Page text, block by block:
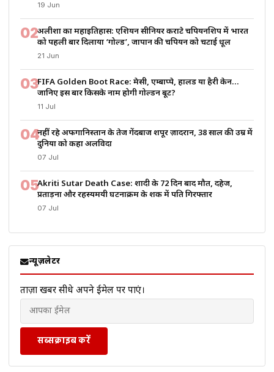
19 Jun
02अलीशा का महाइतिहास: एशियन सीनियर कराटे चैंपियनशिप में भारत
को पहली बार दिलाया ‘गोल्ड’, जापान की चैंपियन को चटाई धूल
21 Jun
03FIFA Golden Boot Race: मेसी, एम्बाप्पे, हालैंड या हैरी केन…
जानिए इस बार किसके नाम होगी गोल्डन बूट?
11 Jul
04नहीं रहे अफगानिस्तान के तेज गेंदबाज शपूर ज़ादरान, 38 साल की उम्र में
दुनिया को कहा अलविदा
07 Jul
05Akriti Sutar Death Case: शादी के 72 दिन बाद मौत, दहेज,
प्रताड़ना और रहस्यमयी घटनाक्रम के शक में पति गिरफ्तार
07 Jul
न्यूज़लेटर
ताज़ा खबरें सीधे अपने ईमेल पर पाएं।
सब्सक्राइब करें